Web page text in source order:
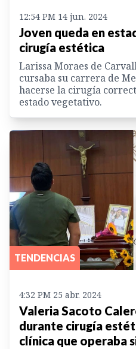
12:54 PM 14 jun. 2024
Joven queda en
cirugía estética
Larissa Moraes de
cursaba su carrera de
hacerse la cirugía
estado vegetativo.
TENDENCIAS
4:32 PM 25 abr. 2024
Valeria Sacoto
durante cirugía
clínica que operaba